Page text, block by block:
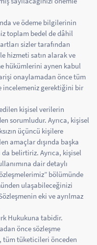
ve ödeme bilgilerinin
toplam bedel de dâhil
sizler tarafından
hizmeti satın alarak ve
hükümlerini aynen kabul
onaylamadan önce tüm
incelemeniz gerektiğini bir
kişisel verilerin
sorumludur. Ayrıca, kişisel
üçüncü kişilere
amaçlar dışında başka
belirtiriz. Ayrıca, kişisel
dair detaylı
bölümünde
ulaşabileceğinizi
eki ve ayrılmaz
Hukukuna tabidir.
önce sözleşme
tüm tüketicileri önceden